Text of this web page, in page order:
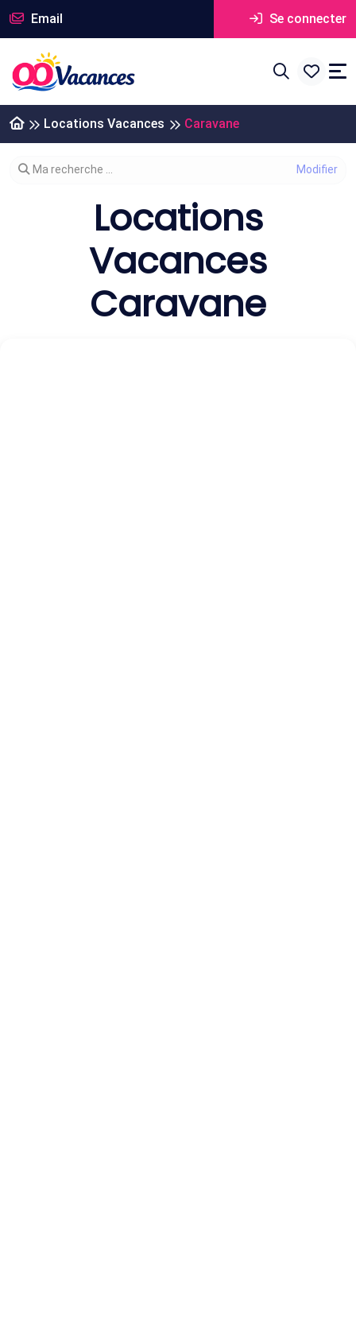
Email Se connecter
Locations Vacances Caravane
Modifier votre recherche
Ma recherche ...
Locations
Vacances
Caravane